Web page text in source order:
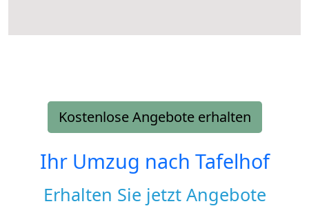
Kostenlose Angebote erhalten
Ihr Umzug nach Tafelhof
Erhalten Sie jetzt Angebote